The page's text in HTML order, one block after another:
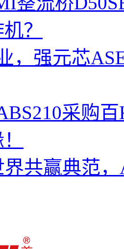
？
，强元芯
采购
界共赢典范